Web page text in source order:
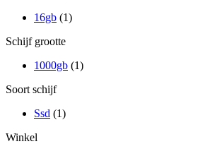
16gb (1)
Schijf grootte
1000gb (1)
Soort schijf
Ssd (1)
Winkel